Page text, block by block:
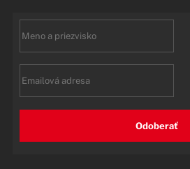
Odoberať